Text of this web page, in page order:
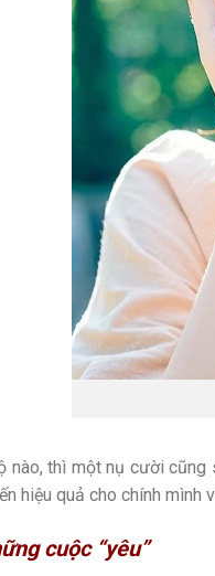
nào, thì một nụ cười
hiệu quả cho chính mình
cuộc “yêu”